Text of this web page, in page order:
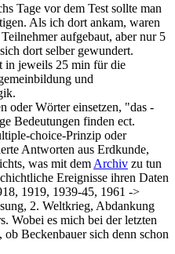
Tage vor dem Test sollte man
Als ich dort ankam, waren
aufgebaut, aber nur 5
dort selber gewundert.
in jeweils 25 min für die
und
oder Wörter einsetzen, "das -
Bedeutungen finden ect.
choice-Prinzip oder
Antworten aus Erdkunde,
was mit dem Archiv zu tun
Ereignisse ihren Daten
1919, 1939-45, 1961 ->
2. Weltkrieg, Abdankung
Wobei es mich bei der letzten
Beckenbauer sich denn schon